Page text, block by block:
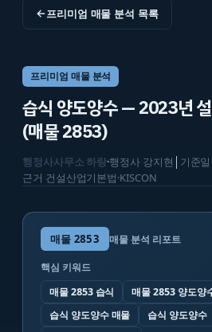
←프리미엄 매물 분석 목록
프리미엄 매물 분석
습식 양도양수 — 2023년
(매물 2853)
행정사사무소 하랑·행정사 강지현 기준
근거 건설산업기본법·KISCON
매물 2853 매물 분석 리포트
핵심 키워드
매물 2853 습식
매물 2853 양도양
습식 양도양수 매물
습식 양도양수